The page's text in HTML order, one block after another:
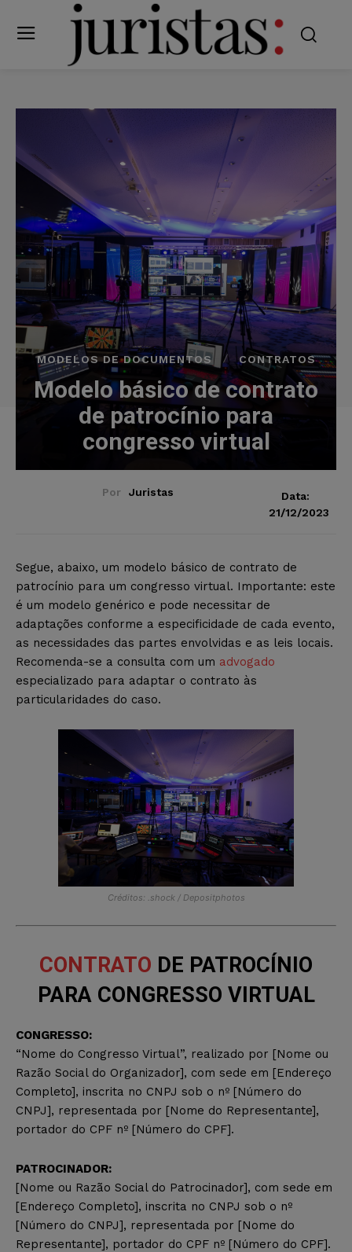
MODELOS DE DOCUMENTOS CONTRATOS
Modelo básico de contrato
de patrocínio para
congresso virtual
Por Juristas
Data:
21/12/2023
Segue, abaixo, um modelo básico de contrato de
patrocínio para um congresso virtual. Importante: este
é um modelo genérico e pode necessitar de
adaptações conforme a especificidade de cada evento,
as necessidades das partes envolvidas e as leis locais.
Recomenda-se a consulta com um advogado
especializado para adaptar o contrato às
particularidades do caso.
Créditos: .shock / Depositphotos
CONTRATO DE PATROCÍNIO
PARA CONGRESSO VIRTUAL
CONGRESSO:
“Nome do Congresso Virtual”, realizado por [Nome ou
Razão Social do Organizador], com sede em [Endereço
Completo], inscrita no CNPJ sob o nº [Número do
CNPJ], representada por [Nome do Representante],
portador do CPF nº [Número do CPF].
PATROCINADOR:
[Nome ou Razão Social do Patrocinador], com sede em
[Endereço Completo], inscrita no CNPJ sob o nº
[Número do CNPJ], representada por [Nome do
Representante], portador do CPF nº [Número do CPF].